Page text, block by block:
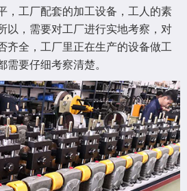
，工厂配套的加工设备，工人的素
以，需要对工厂进行实地考察，对
齐全，工厂里正在生产的设备做工
需要仔细考察清楚。